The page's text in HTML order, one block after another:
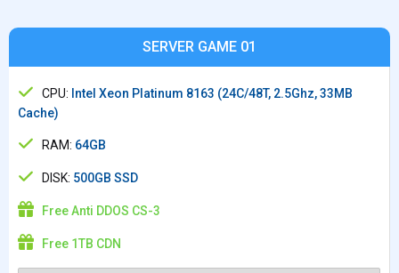
SERVER GAME 01
CPU: Intel Xeon Platinum 8163 (24C/48T, 2.5Ghz, 33MB
Cache)
RAM: 64GB
DISK: 500GB SSD
Free Anti DDOS CS-3
Free 1TB CDN